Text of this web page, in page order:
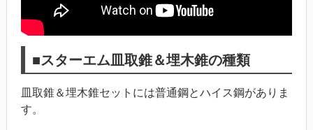
■スターエム皿取錐＆埋木錐の種類
皿取錐＆埋木錐セットには普通鋼とハイス鋼がありま
す。